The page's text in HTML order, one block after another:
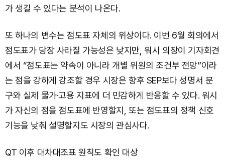
가 생길 수 있다는 분석이 나온다.
또 하나의 변수는 점도표 자체의 위상이다. 이번 6월 회의에서
점도표가 당장 사라질 가능성은 낮지만, 워시 의장이 기자회견
에서 “점도표는 약속이 아니라 개별 위원의 조건부 전망”이라
는 점을 강하게 강조할 경우 시장은 향후 SEP보다 성명서 문
구와 실제 물가·고용 지표에 더 민감하게 반응할 수 있다. 워시
가 자신의 점을 점도표에 반영할지, 또는 점도표의 정책 신호
기능을 낮춰 설명할지도 시장의 관심사다.
QT 이후 대차대조표 원칙도 확인 대상